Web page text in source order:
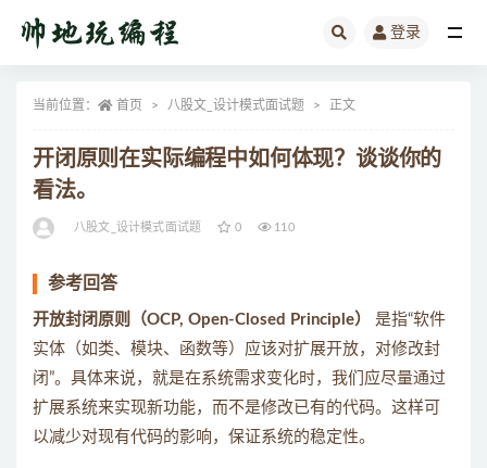
登录
当前位置： 首页 八股文_设计模式面试题 正文
开闭原则在实际编程中如何体现？谈谈你的
看法。
八股文_设计模式面试题 0 110
参考回答
开放封闭原则（OCP, Open-Closed Principle）
是指“软件
实体（如类、模块、函数等）应该对扩展开放，对修改封
闭”。具体来说，就是在系统需求变化时，我们应尽量通过
扩展系统来实现新功能，而不是修改已有的代码。这样可
以减少对现有代码的影响，保证系统的稳定性。